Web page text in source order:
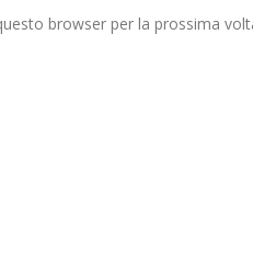
browser per la prossima